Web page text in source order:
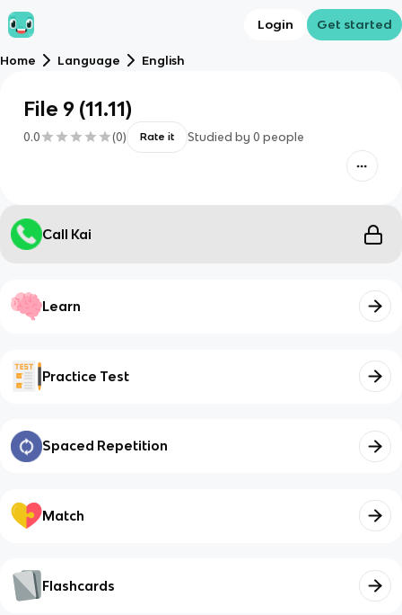
Login Get started
Home Language English
File 9 (11.11)
0.0 (0) Rate it Studied by 0 people
Call Kai
Learn
Practice Test
Spaced Repetition
Match
Flashcards